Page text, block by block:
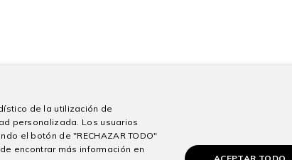
de la utilización de
personalizada. Los usuarios
el botón de "RECHAZAR TODO"
encontrar más información en
ACEPTAR TODO